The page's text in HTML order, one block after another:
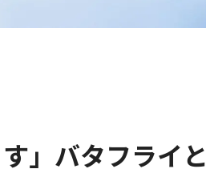
」バタフライと